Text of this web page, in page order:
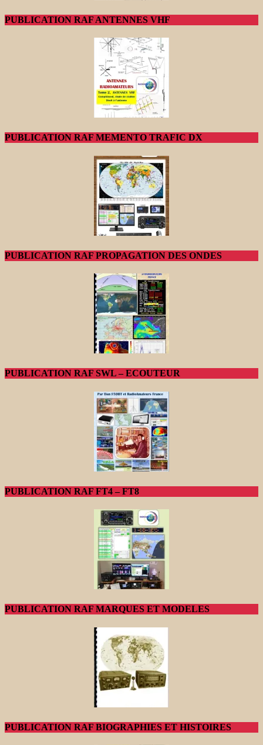
PUBLICATION RAF ANTENNES VHF
PUBLICATION RAF MEMENTO TRAFIC DX
PUBLICATION RAF PROPAGATION DES ONDES
PUBLICATION RAF SWL – ECOUTEUR
PUBLICATION RAF FT4 – FT8
PUBLICATION RAF MARQUES ET MODELES
PUBLICATION RAF BIOGRAPHIES ET HISTOIRES